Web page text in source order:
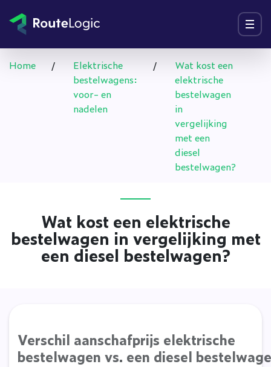
Menu
Home /
Elektrische
bestelwagens:
voor- en
nadelen
/
Wat kost een
elektrische
bestelwagen
in
vergelijking
met een
diesel
bestelwagen?
Wat kost een elektrische
bestelwagen in vergelijking met
een diesel bestelwagen?
Verschil aanschafprijs elektrische
bestelwagen vs. een diesel